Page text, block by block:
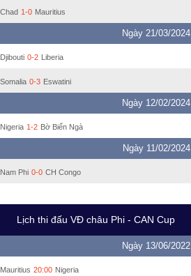
Chad 1-0 Mauritius
Ngày 21/03/2024
Djibouti 0-2 Liberia
Somalia 0-3 Eswatini
Ngày 12/02/2024
Nigeria 1-2 Bờ Biển Ngà
Ngày 11/02/2024
Nam Phi 0-0 CH Congo
Lịch thi đấu VĐ châu Phi - CAN Cup
Ngày 13/06/2022
Mauritius 20:00 Nigeria